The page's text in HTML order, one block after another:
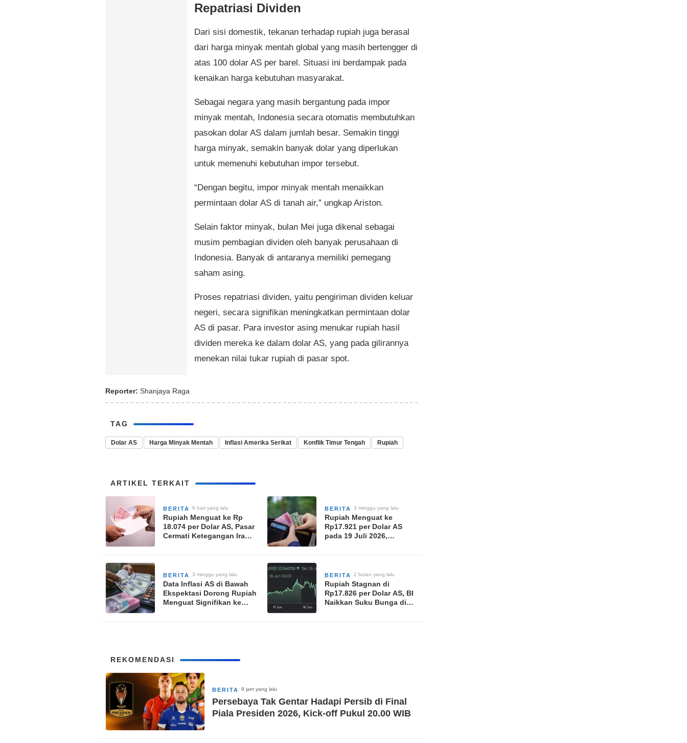
Repatriasi Dividen
Dari sisi domestik, tekanan terhadap rupiah juga berasal
dari harga minyak mentah global yang masih bertengger di
atas 100 dolar AS per barel. Situasi ini berdampak pada
kenaikan harga kebutuhan masyarakat.
Sebagai negara yang masih bergantung pada impor
minyak mentah, Indonesia secara otomatis membutuhkan
pasokan dolar AS dalam jumlah besar. Semakin tinggi
harga minyak, semakin banyak dolar yang diperlukan
untuk memenuhi kebutuhan impor tersebut.
“Dengan begitu, impor minyak mentah menaikkan
permintaan dolar AS di tanah air,” ungkap Ariston.
Selain faktor minyak, bulan Mei juga dikenal sebagai
musim pembagian dividen oleh banyak perusahaan di
Indonesia. Banyak di antaranya memiliki pemegang
saham asing.
Proses repatriasi dividen, yaitu pengiriman dividen keluar
negeri, secara signifikan meningkatkan permintaan dolar
AS di pasar. Para investor asing menukar rupiah hasil
dividen mereka ke dalam dolar AS, yang pada gilirannya
menekan nilai tukar rupiah di pasar spot.
Reporter: Shanjaya Raga
TAG
Dolar AS Harga Minyak Mentah Inflasi Amerika Serikat Konflik Timur Tengah Rupiah
ARTIKEL TERKAIT
BERITA 6 hari yang lalu
Rupiah Menguat ke Rp
18.074 per Dolar AS, Pasar
Cermati Ketegangan Iran-
BERITA 3 minggu yang lalu
Rupiah Menguat ke
Rp17.921 per Dolar AS
pada 19 Juli 2026,
BERITA 3 minggu yang lalu
Data Inflasi AS di Bawah
Ekspektasi Dorong Rupiah
Menguat Signifikan ke
BERITA 2 bulan yang lalu
Rupiah Stagnan di
Rp17.826 per Dolar AS, BI
Naikkan Suku Bunga di
REKOMENDASI
BERITA 9 jam yang lalu
Persebaya Tak Gentar Hadapi Persib di Final
Piala Presiden 2026, Kick-off Pukul 20.00 WIB